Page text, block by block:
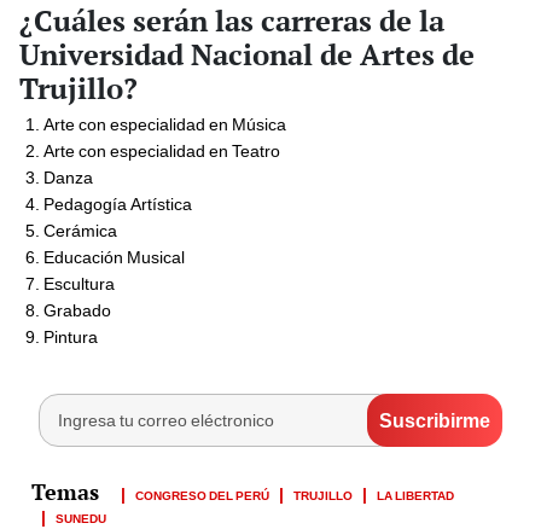
¿Cuáles serán las carreras de la
Universidad Nacional de Artes de
Trujillo?
Arte con especialidad en Música
Arte con especialidad en Teatro
Danza
Pedagogía Artística
Cerámica
Educación Musical
Escultura
Grabado
Pintura
CONGRESO DEL PERÚ TRUJILLO
LA LIBERTAD
SUNEDU